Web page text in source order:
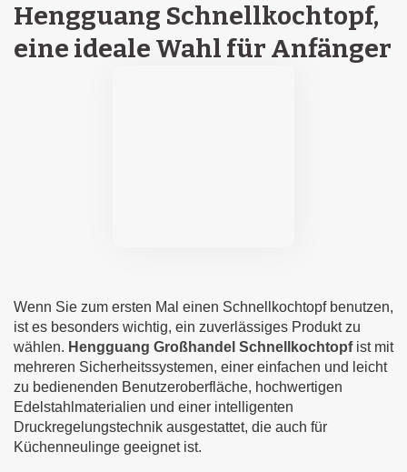
Hengguang Schnellkochtopf,
eine ideale Wahl für Anfänger
Wenn Sie zum ersten Mal einen Schnellkochtopf benutzen,
ist es besonders wichtig, ein zuverlässiges Produkt zu
wählen. Hengguang Großhandel Schnellkochtopfist mit
mehreren Sicherheitssystemen, einer einfachen und leicht
zu bedienenden Benutzeroberfläche, hochwertigen
Edelstahlmaterialien und einer intelligenten
Druckregelungstechnik ausgestattet, die auch für
Küchenneulinge geeignet ist.